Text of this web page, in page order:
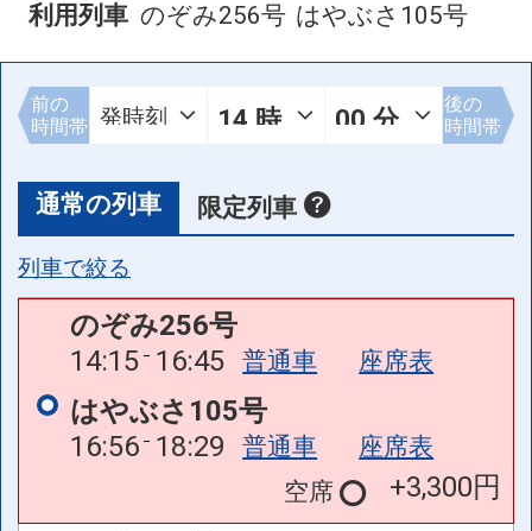
利用列車 のぞみ256号 はやぶさ105号
前の
時間帯
後の
時間帯
通常の列車 限定列車
列車で絞る
のぞみ256号
14:15 16:45 普通車 座席表
はやぶさ105号
16:56 18:29 普通車
座席表
空席
+3,300円